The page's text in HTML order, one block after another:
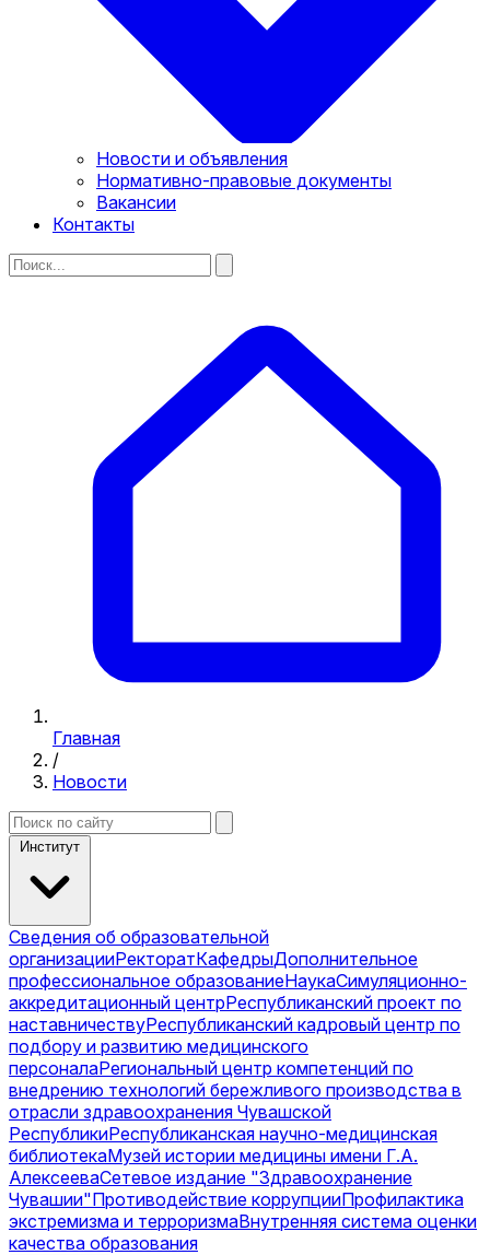
Новости и объявления
Нормативно-правовые документы
Вакансии
Контакты
Главная
/
Новости
Институт
Сведения об образовательной
организацииРекторатКафедрыДополнительное
профессиональное образованиеНаукаСимуляционно-
аккредитационный центрРеспубликанский проект по
наставничествуРеспубликанский кадровый центр по
подбору и развитию медицинского
персоналаРегиональный центр компетенций по
внедрению технологий бережливого производства в
отрасли здравоохранения Чувашской
РеспубликиРеспубликанская научно-медицинская
библиотекаМузей истории медицины имени Г.А.
АлексееваСетевое издание "Здравоохранение
Чувашии"Противодействие коррупцииПрофилактика
экстремизма и терроризмаВнутренняя система оценки
качества образования